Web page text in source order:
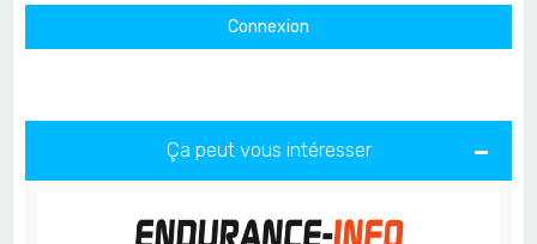
Ça peut vous intéresser